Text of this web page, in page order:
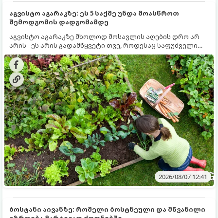
აგვისტო აგარაკზე: ეს 5 საქმე უნდა მოასწროთ
შემოდგომის დადგომამდე
აგვისტო აგარაკზე მხოლოდ მოსავლის აღების დრო არ
არის - ეს არის გადამწყვეტი თვე, როდესაც საფუძველი
ეყრება მომავალი წლის მოსავალს და ბაღი მზადდება
შემოდგომა-ზამთრის სეზონისთვის. იმისათვის, რომ
ნიადაგმა ენერგია აღიდგინოს, ხოლო მცენარეებმა
ზამთარს გაუძლონ, აგვისტოს ბოლომდე 5
მნიშვნელოვანი საქმის გაკეთება უნდა მოასწროთ:
2026/08/07 12:41
ბოსტანი აივანზე: რომელი ბოსტნეული და მწვანილი